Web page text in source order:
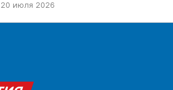
20 июля 2026